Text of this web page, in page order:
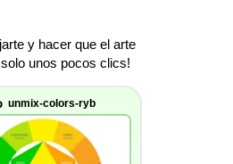
y hacer que el arte
unos pocos clics!
unmix-colors-ryb